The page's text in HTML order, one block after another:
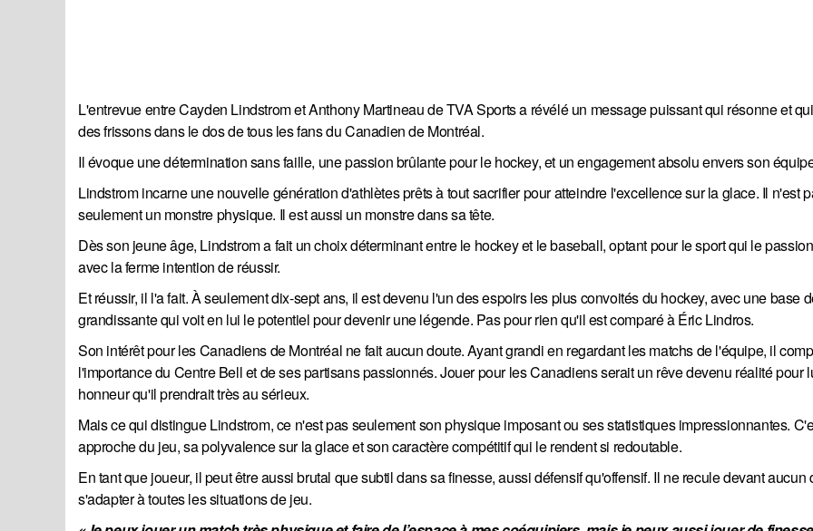
L'entrevue entre Cayden Lindstrom et Anthony Martineau de TVA Sports a révélé un message puissant qui résonne et
des frissons dans le dos de tous les fans du Canadien de Montréal.
Il évoque une détermination sans faille, une passion brûlante pour le hockey, et un engagement absolu envers son
Lindstrom incarne une nouvelle génération d'athlètes prêts à tout sacrifier pour atteindre l'excellence sur la glace. Il n'est
seulement un monstre physique. Il est aussi un monstre dans sa tête.
Dès son jeune âge, Lindstrom a fait un choix déterminant entre le hockey et le baseball, optant pour le sport qui le
avec la ferme intention de réussir.
Et réussir, il l'a fait. À seulement dix-sept ans, il est devenu l'un des espoirs les plus convoités du hockey, avec une base
grandissante qui voit en lui le potentiel pour devenir une légende. Pas pour rien qu'il est comparé à Éric Lindros.
Son intérêt pour les Canadiens de Montréal ne fait aucun doute. Ayant grandi en regardant les matchs de l'équipe, il
l'importance du Centre Bell et de ses partisans passionnés. Jouer pour les Canadiens serait un rêve devenu réalité pour
honneur qu'il prendrait très au sérieux.
Mais ce qui distingue Lindstrom, ce n'est pas seulement son physique imposant ou ses statistiques impressionnantes.
approche du jeu, sa polyvalence sur la glace et son caractère compétitif qui le rendent si redoutable.
En tant que joueur, il peut être aussi brutal que subtil dans sa finesse, aussi défensif qu'offensif. Il ne recule devant aucun
s'adapter à toutes les situations de jeu.